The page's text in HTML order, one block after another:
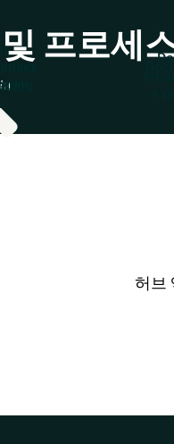
프로세
허브